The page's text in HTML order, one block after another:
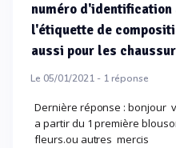
numéro
l'étiquette de
aussi pour les
Le 05/01/2021 - 1réponse
Dernière réponse : bonjour
a partir du 1 première
fleurs.ou autres mercis